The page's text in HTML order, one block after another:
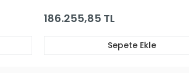
64.600,46 TL
Sepete Ekle